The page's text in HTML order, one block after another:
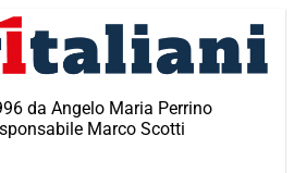
da Angelo Maria Perrino
Marco Scotti